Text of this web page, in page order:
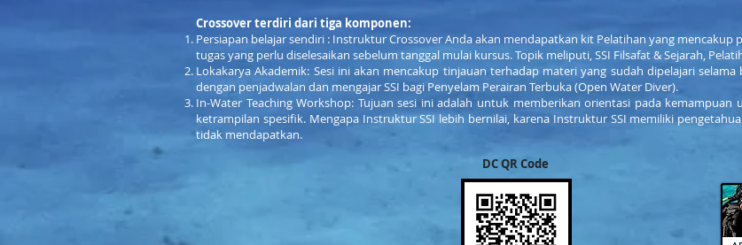
Crossover terdiri dari tiga komponen:
Persiapan belajar sendiri : Instruktur Crossover Anda akan mendapatkan kit Pelatihan yang
tugas yang perlu diselesaikan sebelum tanggal mulai kursus. Topik meliputi, SSI Filsafat & Sejarah,
Lokakarya Akademik: Sesi ini akan mencakup tinjauan terhadap materi yang sudah dipelajari
dengan penjadwalan dan mengajar SSI bagi Penyelam Perairan Terbuka (Open Water Diver).
In-Water Teaching Workshop: Tujuan sesi ini adalah untuk memberikan orientasi pada
ketrampilan spesifik. Mengapa Instruktur SSI lebih bernilai, karena Instruktur SSI memiliki
tidak mendapatkan.
DC QR Code